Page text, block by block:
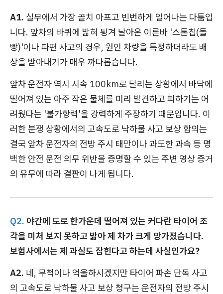
A1. 실무에서 가장 골치 아프고 빈번하게 일어나는 다툼입
니다. 앞차의 바퀴에 밟혀 튕겨 날아온 이른바 '스톤칩(돌
빵)'이나 파편 사고의 경우, 원인 차량을 특정하더라도 배
상을 받아내기가 매우 까다롭습니다.
앞차 운전자 역시 시속 100km로 달리는 상황에서 바닥에
떨어져 있는 아주 작은 물체를 미리 발견하고 피하기는 어
려웠다는 '불가항력'을 강력하게 주장하기 때문입니다. 이
러한 분쟁 상황에서의 고속도로 낙하물 사고 보상 합의는
결국 앞차 운전자의 전방 주시 태만이나 과도한 과속 등 명
백한 안전 운전 의무 위반을 증명할 수 있는 주변 영상 증거
의 유무에 따라 결판이 나게 됩니다.
Q2. 야간에 도로 한가운데 떨어져 있는 커다란 타이어 조
각을 미처 보지 못하고 밟아 제 차가 크게 망가졌습니다.
보험사에서는 제 과실도 잡힌다고 하는데 사실인가요?
A2. 네, 무척이나 억울하시겠지만 타이어 파손 단독 사고
의 고속도로 낙하물 사고 보상 청구는 운전자의 전방 주시